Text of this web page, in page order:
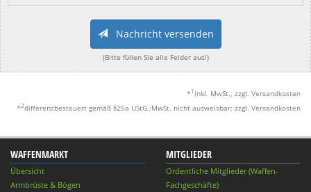
Nachricht versenden
(Bitte füllen Sie alle Felder aus!)
* 1 inkl. MwSt.; zzgl. Versandkosten
*2differenzbesteuert gemäß §25a UStG.;MwSt. nicht ausweisbar; zzgl. Versandkosten
WAFFENMARKT
Übersicht
Armbrüste & Bögen
MITGLIEDER
Ordentliche Mitglieder (Waffen-
Fachgeschäfte)